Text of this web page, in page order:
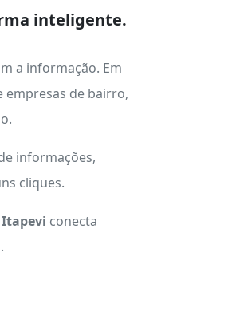
inteligente.
a informação. Em
de bairro,
informações,
cliques.
conecta